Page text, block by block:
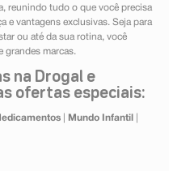
reunindo tudo o que você precisa
e vantagens exclusivas. Seja para
ou até da sua rotina, você
grandes marcas.
na Drogal e
ofertas especiais:
| Mundo Infantil